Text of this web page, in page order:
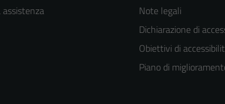
Note legali
Dichiarazione di
Obiettivi di
Piano di